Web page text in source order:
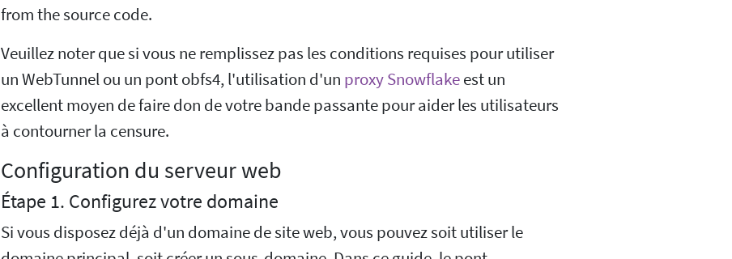
from the source code.
Veuillez noter que si vous ne remplissez pas les conditions requises pour utiliser
un WebTunnel ou un pont obfs4, l'utilisation d'un proxy Snowflakeest un
excellent moyen de faire don de votre bande passante pour aider les utilisateurs
à contourner la censure.
Configuration du serveur web
Étape 1. Configurez votre domaine
Si vous disposez déjà d'un domaine de site web, vous pouvez soit utiliser le